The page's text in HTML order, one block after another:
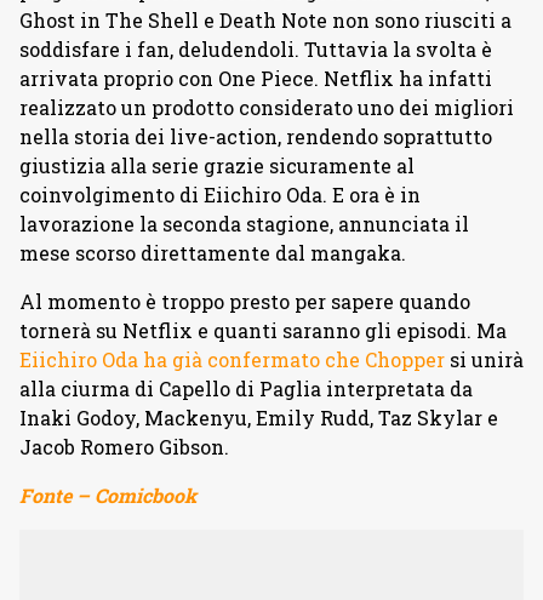
Ghost in The Shell e Death Note non sono riusciti a
soddisfare i fan, deludendoli. Tuttavia la svolta è
arrivata proprio con One Piece. Netflix ha infatti
realizzato un prodotto considerato uno dei migliori
nella storia dei live-action, rendendo soprattutto
giustizia alla serie grazie sicuramente al
coinvolgimento di Eiichiro Oda. E ora è in
lavorazione la seconda stagione, annunciata il
mese scorso direttamente dal mangaka.
Al momento è troppo presto per sapere quando
tornerà su Netflix e quanti saranno gli episodi. Ma
Eiichiro Oda ha già confermato che Chopper si unirà
alla ciurma di Capello di Paglia interpretata da
Inaki Godoy, Mackenyu, Emily Rudd, Taz Skylar e
Jacob Romero Gibson.
Fonte – Comicbook